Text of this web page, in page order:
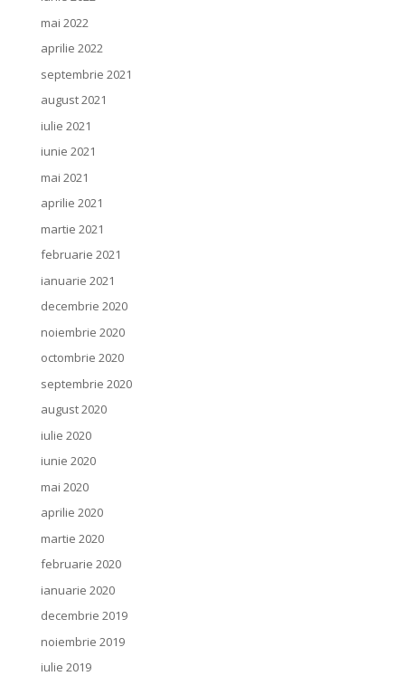
mai 2022
aprilie 2022
septembrie 2021
august 2021
iulie 2021
iunie 2021
mai 2021
aprilie 2021
martie 2021
februarie 2021
ianuarie 2021
decembrie 2020
noiembrie 2020
octombrie 2020
septembrie 2020
august 2020
iulie 2020
iunie 2020
mai 2020
aprilie 2020
martie 2020
februarie 2020
ianuarie 2020
decembrie 2019
noiembrie 2019
iulie 2019